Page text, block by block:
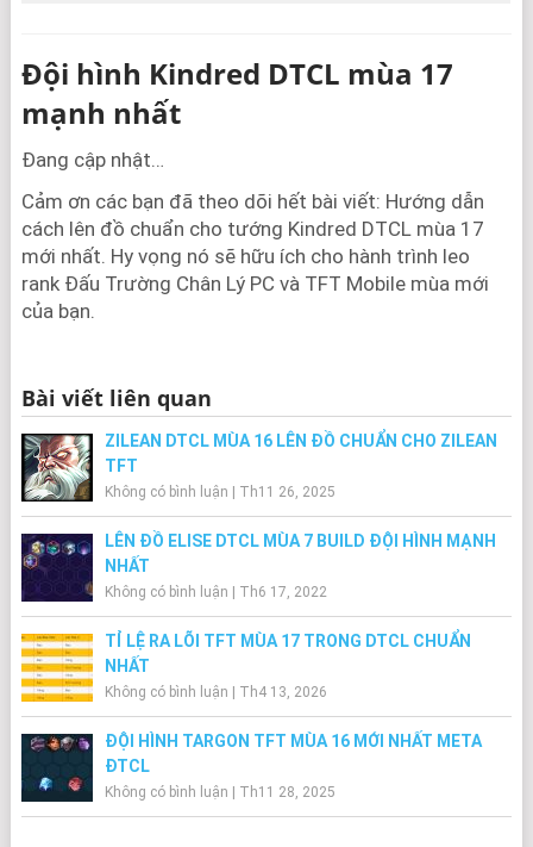
Đội hình Kindred DTCL mùa 17
mạnh nhất
Đang cập nhật…
Cảm ơn các bạn đã theo dõi hết bài viết: Hướng dẫn
cách lên đồ chuẩn cho tướng Kindred DTCL mùa 17
mới nhất. Hy vọng nó sẽ hữu ích cho hành trình leo
rank Đấu Trường Chân Lý PC và TFT Mobile mùa mới
của bạn.
Bài viết liên quan
ZILEAN DTCL MÙA 16 LÊN ĐỒ CHUẨN CHO ZILEAN
TFT
Không có bình luận Th11 26, 2025
LÊN ĐỒ ELISE DTCL MÙA 7 BUILD ĐỘI HÌNH MẠNH
NHẤT
Không có bình luận Th6 17, 2022
TỈ LỆ RA LÕI TFT MÙA 17 TRONG DTCL CHUẨN
NHẤT
Không có bình luận Th4 13, 2026
ĐỘI HÌNH TARGON TFT MÙA 16 MỚI NHẤT META
ĐTCL
Không có bình luận Th11 28, 2025